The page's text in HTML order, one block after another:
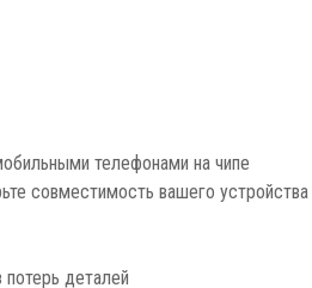
телефонами на чипе
совместимость вашего
деталей